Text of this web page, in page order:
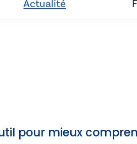
Actualité
pour mieux